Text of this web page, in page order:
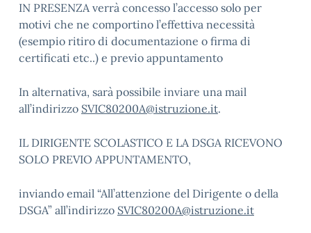
IN PRESENZA verrà concesso l’accesso solo per
motivi che ne comportino l’effettiva necessità
(esempio ritiro di documentazione o firma di
certificati etc..) e previo appuntamento
In alternativa, sarà possibile inviare una mail
all’indirizzo SVIC80200A@istruzione.it.
IL DIRIGENTE SCOLASTICO E LA DSGA RICEVONO
SOLO PREVIO APPUNTAMENTO,
inviando email “All’attenzione del Dirigente o della
DSGA” all’indirizzo SVIC80200A@istruzione.it